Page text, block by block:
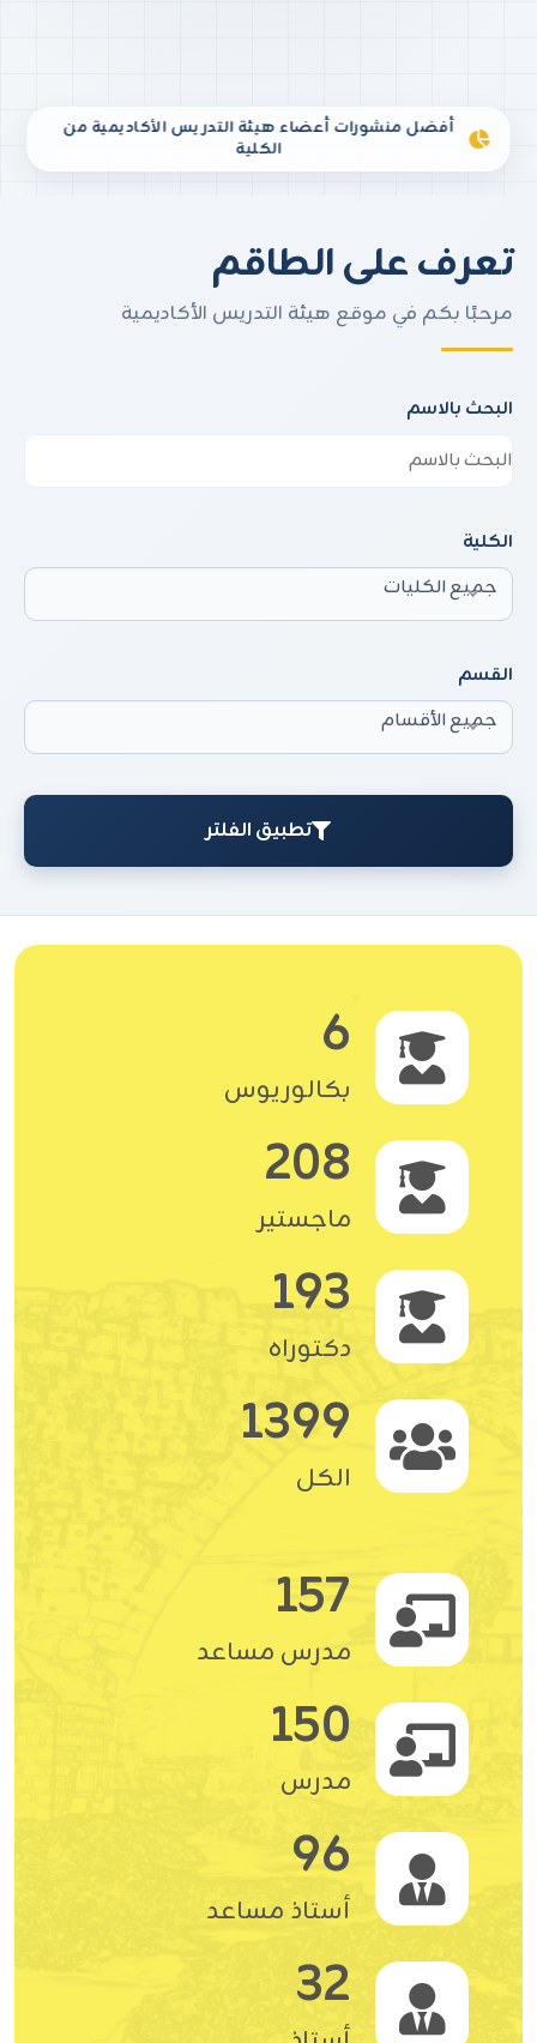
تعرف على الطاقم
مرحبًا بكم في موقع هيئة التدريس الأكاديمية
البحث بالاسم
الكلية
جميع الكليات
القسم
جميع الأقسام
تطبيق الفلتر
أفضل منشورات أعضاء هيئة التدريس الأكاديمية من
الكلية
6
بكالوريوس
208
ماجستير
193
دكتوراه
1399
الكل
157
مدرس مساعد
150
مدرس
96
أستاذ مساعد
32